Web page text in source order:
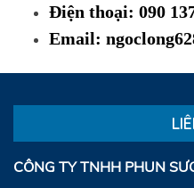
Điện thoại: 090
Email:
CÔNG TY TNHH PHUN